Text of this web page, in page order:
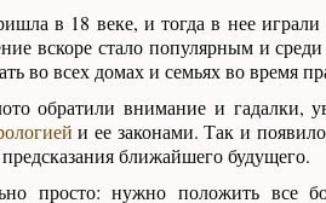
в 18 веке, и тогда в нее
вскоре стало популярным и
во всех домах и семьях во время
обратили внимание и гадалки,
и ее законами. Так и
ближайшего будущего.
просто: нужно положить все